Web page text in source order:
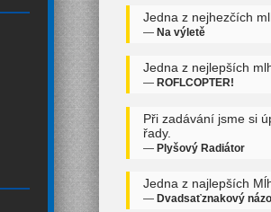
Jedna z nejhezčích
— Na výletě
Jedna z nejlepších
— ROFLCOPTER!
Při zadávání jsme si
řady.
— Plyšový Radiátor
Jedna z najlepších
— Dvadsaťznakový